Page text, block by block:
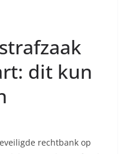
dit kun
rechtbank op